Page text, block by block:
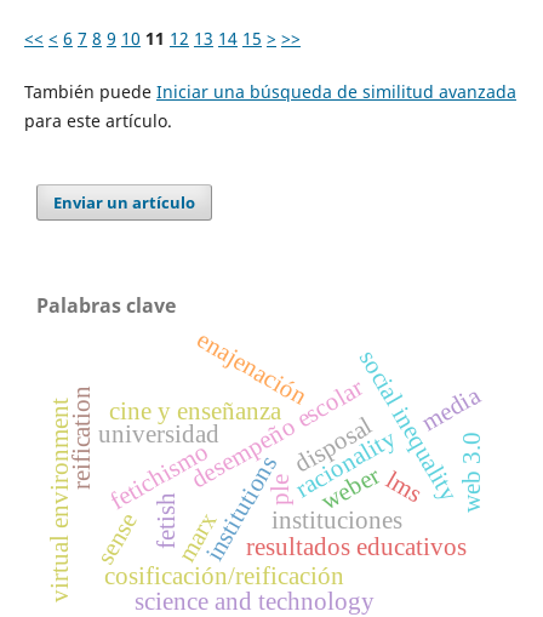
<< < 6 7 8 9 10 11 12 13 14 15 > >>
También puede Iniciar una búsqueda de similitud avanzada
para este artículo.
Enviar un artículo
Palabras clave
universidad
fetichismo
resultados educativos
desempeño escolarsocial inequality
racionality
weber
institutionsinstituciones
fetish
disposal
reification
enajenación
cosificación/reificación
marx
media
cine y enseñanza
science and technology
virtual environment ple lms web 3.0
sense